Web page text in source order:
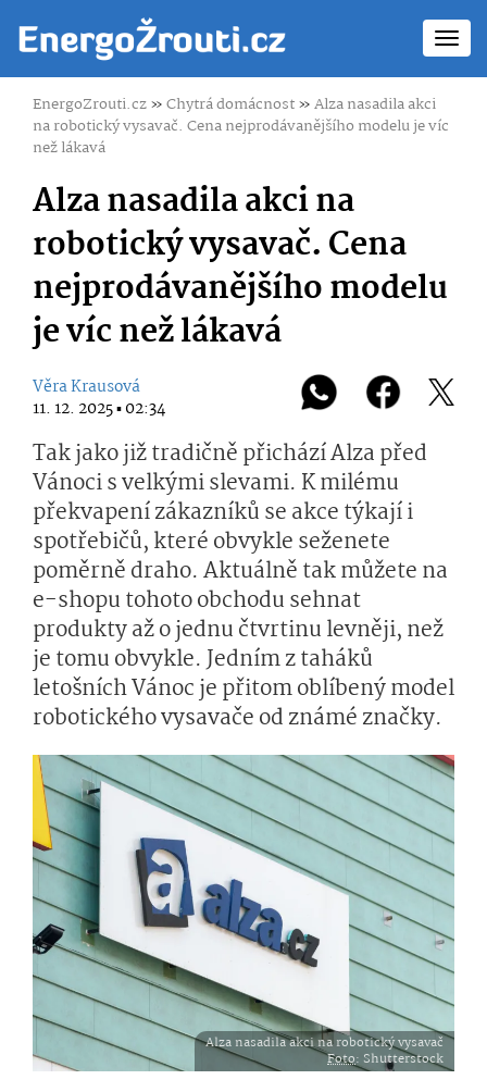
EnergoZrouti.cz»Chytrá domácnost»Alza nasadila akci
na robotický vysavač. Cena nejprodávanějšího modelu je víc
než lákavá
Alza nasadila akci na
robotický vysavač. Cena
nejprodávanějšího modelu
je víc než lákavá
Věra Krausová
11. 12. 2025 ▪ 02:34
Tak jako již tradičně přichází Alza před
Vánoci s velkými slevami. K milému
překvapení zákazníků se akce týkají i
spotřebičů, které obvykle seženete
poměrně draho. Aktuálně tak můžete na
e-shopu tohoto obchodu sehnat
produkty až o jednu čtvrtinu levněji, než
je tomu obvykle. Jedním z taháků
letošních Vánoc je přitom oblíbený model
robotického vysavače od známé značky.
Alza nasadila akci na robotický vysavač
Foto: Shutterstock